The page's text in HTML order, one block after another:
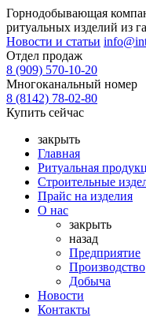
Горнодобывающая
ритуальных изделий из
Новости и статьи
Отдел продаж
8 (909) 570-10-20
Многоканальный номер
8 (8142) 78-02-80
Купить сейчас
закрыть
Главная
Ритуальная
Строительные
Прайс на изделия
О нас
закрыть
назад
Предприятие
Производство
Добыча
Новости
Контакты